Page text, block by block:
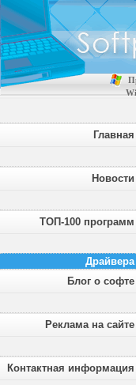
Главная
Новости
ТОП-100 программ
Драйвера
Блог о софте
Реклама на сайте
Контактная информация